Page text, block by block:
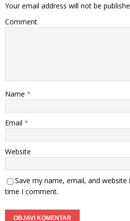
Your email address will not be
Comment
Name *
Email *
Website
Save my name, email, and
time I comment.